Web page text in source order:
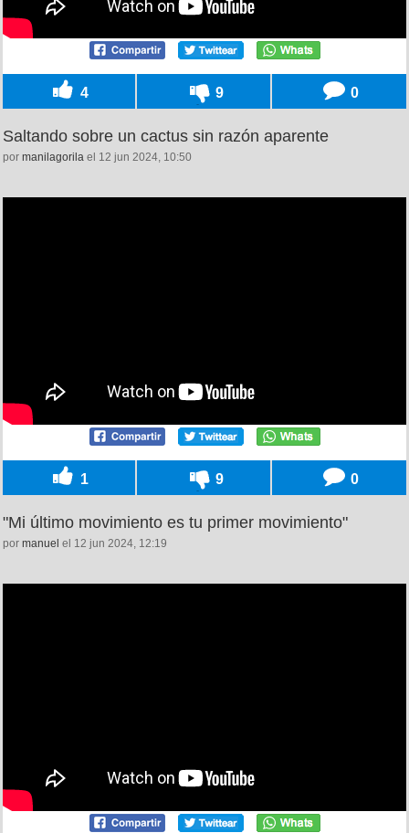
4 9 0
Saltando sobre un cactus sin razón aparente
por manilagorila el 12 jun 2024, 10:50
1 9 0
"Mi último movimiento es tu primer movimiento"
por manuel el 12 jun 2024, 12:19